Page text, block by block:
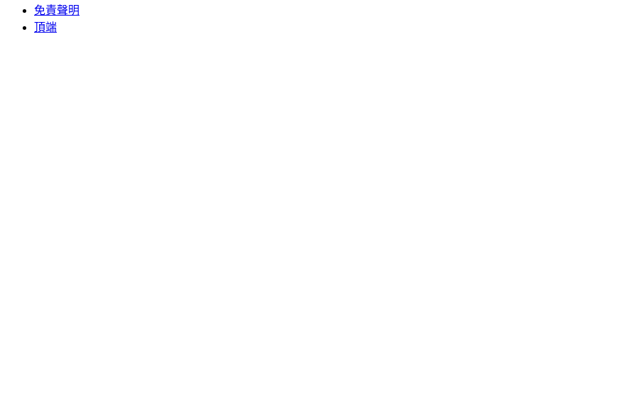
免責聲明
頂端